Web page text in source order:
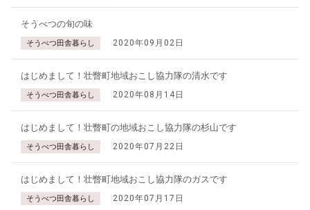
そうべつの旬の味
そうべつ田舎暮らし 2020年09月02日
はじめまして！壮瞥町地域おこし協力隊の清水です
そうべつ田舎暮らし 2020年08月14日
はじめまして！壮瞥町の地域おこし協力隊の杉山です
そうべつ田舎暮らし 2020年07月22日
はじめまして！壮瞥町地域おこし協力隊のガスです
そうべつ田舎暮らし 2020年07月17日